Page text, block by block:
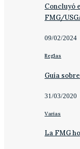
Concluyó
FMG/
09/02/2024
Reglas
Guía
31/03/2020
Varias
La FMG